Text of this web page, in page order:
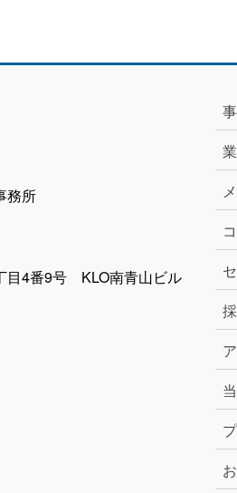
務所
目4番9号 KLO南青山ビル